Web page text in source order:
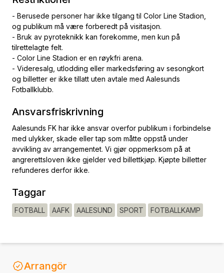
- Berusede personer har ikke tilgang til Color Line Stadion,
og publikum må være forberedt på visitasjon.
- Bruk av pyroteknikk kan forekomme, men kun på
tilrettelagte felt.
- Color Line Stadion er en røykfri arena.
- Videresalg, utlodding eller markedsføring av sesongkort
og billetter er ikke tillatt uten avtale med Aalesunds
Fotballklubb.
Ansvarsfriskrivning
Aalesunds FK har ikke ansvar overfor publikum i forbindelse
med ulykker, skade eller tap som måtte oppstå under
avvikling av arrangementet. Vi gjør oppmerksom på at
angrerettsloven ikke gjelder ved billettkjøp. Kjøpte billetter
refunderes derfor ikke.
Taggar
FOTBALL AAFK AALESUND SPORT FOTBALLKAMP
Arrangör